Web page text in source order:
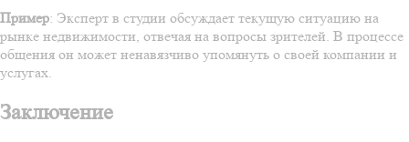
Пример: Эксперт в студии обсуждает текущую ситуацию на
рынке недвижимости, отвечая на вопросы зрителей. В процессе
общения он может ненавязчиво упомянуть о своей компании и
услугах.
Заключение